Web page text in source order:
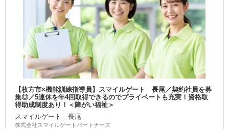
【枚方市×機能訓練指導員】スマイルゲート 長尾／契約社員を募
集◎／5連休を年4回取得できるのでプライベートも充実！資格取
得助成制度あり！＜障がい福祉＞
スマイルゲート 長尾
株式会社スマイルゲートパートナーズ